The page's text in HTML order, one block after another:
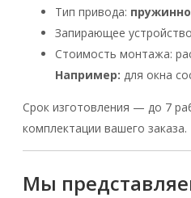
Тип привода:
Запирающее
Стоимость монтажа:
Например: для окна
Срок изготовления — до 7
комплектации вашего заказа.
Мы